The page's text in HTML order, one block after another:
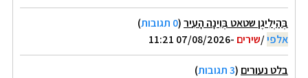
בְּהַיְלִיגֶן שטאט בְּוִינָה הָעִיר(0 תגובות
)
אלפי/שירים -07/08/2026 11:21
בלט נעורים (3 תגובות
)